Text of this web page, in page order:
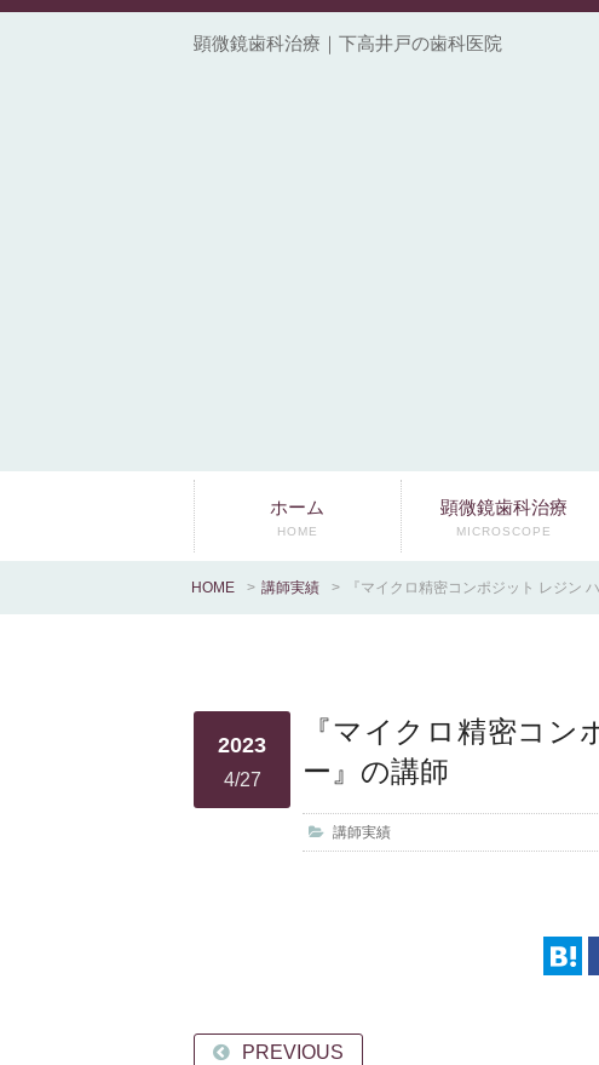
顕微鏡歯科治療｜下高井戸の歯科医院
ホーム
HOME
顕微鏡歯科治療
MICROSCOPE
HOME > 講師実績 > 『マイクロ精密コンポジット レジン
2023
4/27
『マイクロ精密コ
ー』の講師
講師実績
PREVIOUS